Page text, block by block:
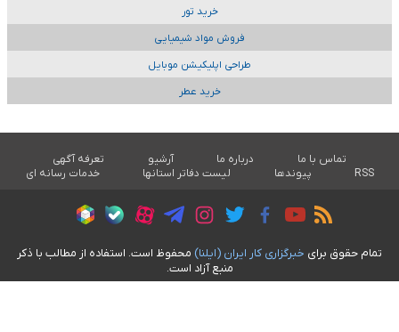
خرید تور
فروش مواد شیمیایی
طراحی اپلیکیشن موبایل
خرید عطر
تماس با ما درباره ما آرشیو
تعرفه آگهی
RSS
پیوندها لیست دفاتر استانها خدمات رسانه ای
تمام حقوق برای خبرگزاری کار ايران (ايلنا) محفوظ است. استفاده از مطالب با ذکر
منبع آزاد است.